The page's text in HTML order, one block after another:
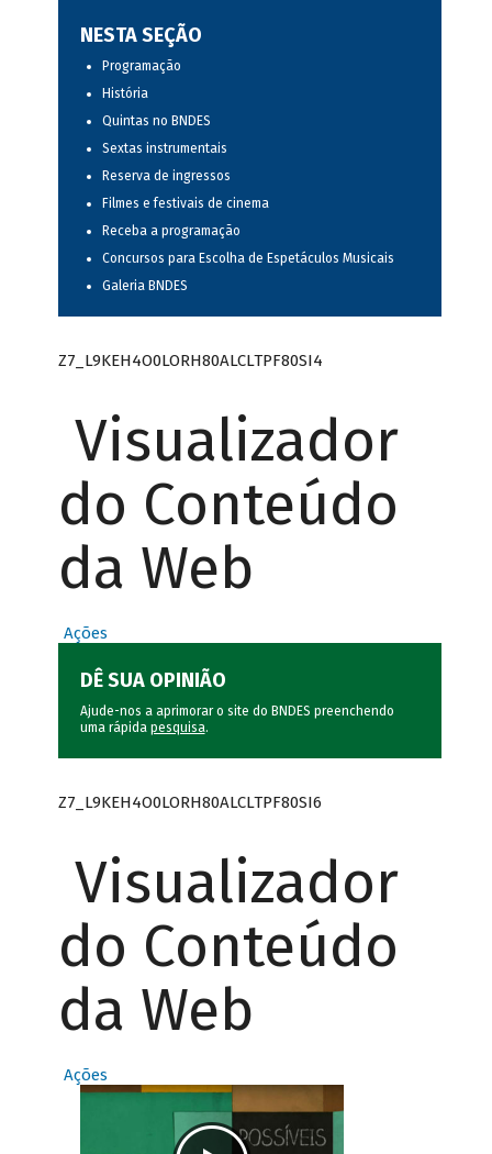
NESTA SEÇÃO
Programação
História
Quintas no BNDES
Sextas instrumentais
Reserva de ingressos
Filmes e festivais de cinema
Receba a programação
Concursos para Escolha de Espetáculos Musicais
Galeria BNDES
Z7_L9KEH4O0LORH80ALCLTPF80SI4
Visualizador
do Conteúdo
da Web
Ações
DÊ SUA OPINIÃO
Ajude-nos a aprimorar o site do BNDES preenchendo
uma rápida pesquisa.
Z7_L9KEH4O0LORH80ALCLTPF80SI6
Visualizador
do Conteúdo
da Web
Ações